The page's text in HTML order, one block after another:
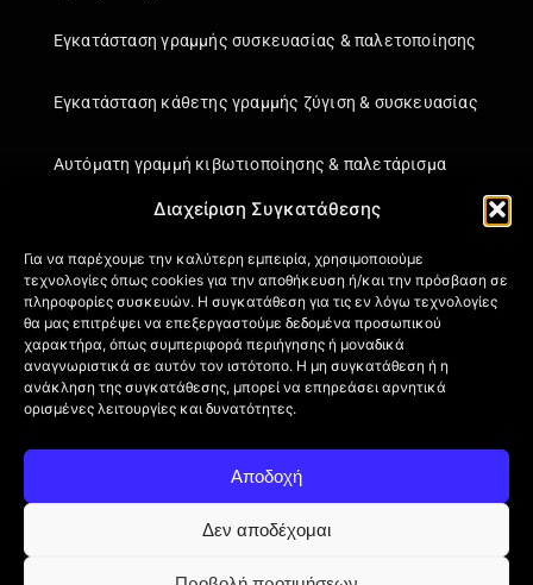
Διαχείριση Συγκατάθεσης
Για να παρέχουμε την καλύτερη εμπειρία, χρησιμοποιούμε
τεχνολογίες όπως cookies για την αποθήκευση ή/και την πρόσβαση σε
πληροφορίες συσκευών. Η συγκατάθεση για τις εν λόγω τεχνολογίες
θα μας επιτρέψει να επεξεργαστούμε δεδομένα προσωπικού
χαρακτήρα, όπως συμπεριφορά περιήγησης ή μοναδικά
αναγνωριστικά σε αυτόν τον ιστότοπο. Η μη συγκατάθεση ή η
ανάκληση της συγκατάθεσης, μπορεί να επηρεάσει αρνητικά
ορισμένες λειτουργίες και δυνατότητες.
Αποδοχή
Δεν αποδέχομαι
Εγκατάσταση γραμμής συσκευασίας & παλετοποίησης
Εγκατάσταση κάθετης γραμμής ζύγιση & συσκευασίας
Αυτόματη γραμμή κιβωτιοποίησης & παλετάρισμα
Πληροφορίες
Πιστοποιήσεις
Όροι Χρήσης
Πολιτική απορρήτου
Πολιτική Cookies (ΕΕ)